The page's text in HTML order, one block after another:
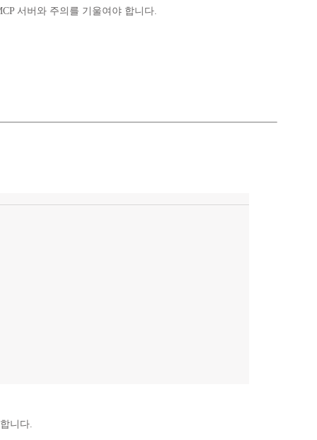
서버와 주의를 기울여야 합니다.
니다.